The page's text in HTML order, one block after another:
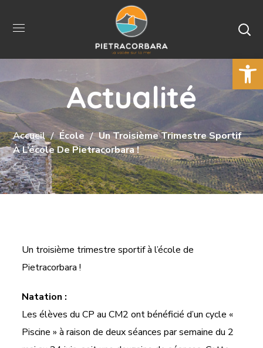
Ouvrir
Actualité
Accueil École
Un Troisième Trimestre Sportif
À L’école De Pietracorbara !
Un troisième trimestre sportif à l’école de
Pietracorbara !
Natation :
Les élèves du CP au CM2 ont bénéficié d’un cycle «
Piscine » à raison de deux séances par semaine du 2